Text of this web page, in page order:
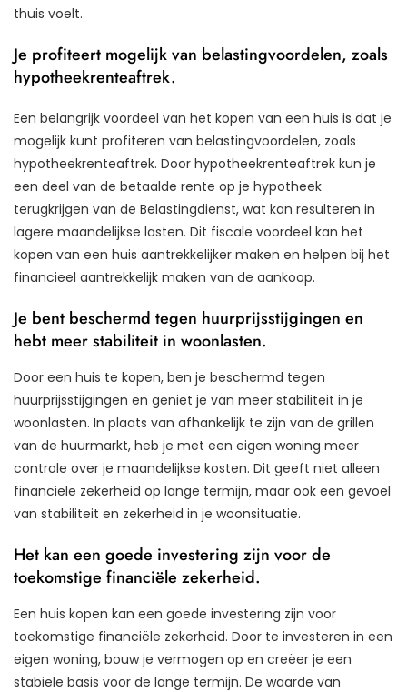
thuis voelt.
Je profiteert mogelijk van belastingvoordelen, zoals
hypotheekrenteaftrek.
Een belangrijk voordeel van het kopen van een huis is dat je
mogelijk kunt profiteren van belastingvoordelen, zoals
hypotheekrenteaftrek. Door hypotheekrenteaftrek kun je
een deel van de betaalde rente op je hypotheek
terugkrijgen van de Belastingdienst, wat kan resulteren in
lagere maandelijkse lasten. Dit fiscale voordeel kan het
kopen van een huis aantrekkelijker maken en helpen bij het
financieel aantrekkelijk maken van de aankoop.
Je bent beschermd tegen huurprijsstijgingen en
hebt meer stabiliteit in woonlasten.
Door een huis te kopen, ben je beschermd tegen
huurprijsstijgingen en geniet je van meer stabiliteit in je
woonlasten. In plaats van afhankelijk te zijn van de grillen
van de huurmarkt, heb je met een eigen woning meer
controle over je maandelijkse kosten. Dit geeft niet alleen
financiële zekerheid op lange termijn, maar ook een gevoel
van stabiliteit en zekerheid in je woonsituatie.
Het kan een goede investering zijn voor de
toekomstige financiële zekerheid.
Een huis kopen kan een goede investering zijn voor
toekomstige financiële zekerheid. Door te investeren in een
eigen woning, bouw je vermogen op en creëer je een
stabiele basis voor de lange termijn. De waarde van